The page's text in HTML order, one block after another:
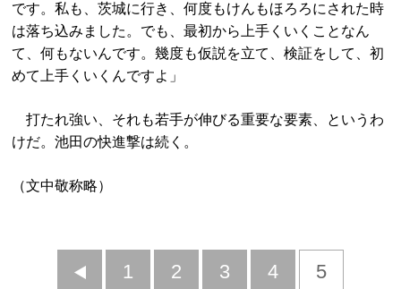
です。私も、茨城に行き、何度もけんもほろろにされた時
は落ち込みました。でも、最初から上手くいくことなん
て、何もないんです。幾度も仮説を立て、検証をして、初
めて上手くいくんですよ」
打たれ強い、それも若手が伸びる重要な要素、というわ
けだ。池田の快進撃は続く。
（文中敬称略）
前
1 2 3 4 5